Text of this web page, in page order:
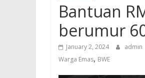
Bantuan
berumur
January 2, 2024 admin
Warga Emas, BWE